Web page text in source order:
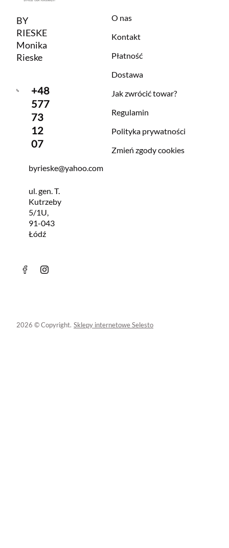
BY
RIESKE
Monika
Rieske
+48
577
73
12
07
byrieske@yahoo.com
ul. gen. T.
Kutrzeby
5/1U,
91-043
Łódź
O nas
Kontakt
Płatność
Dostawa
Jak zwrócić towar?
Regulamin
Polityka prywatności
Zmień zgody cookies
2026 © Copyright. Sklepy internetowe Selesto